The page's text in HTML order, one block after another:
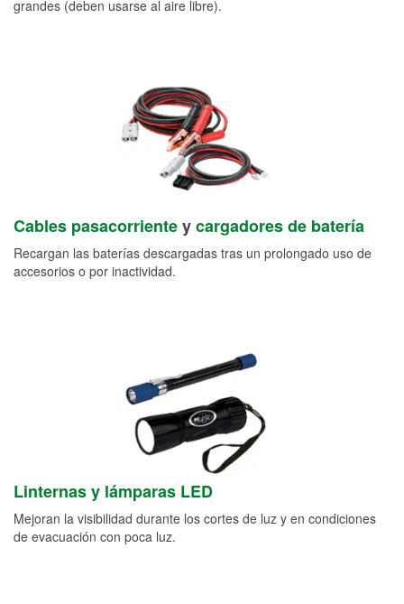
grandes (deben usarse al aire libre).
Cables pasacorrienteycargadores de batería
Recargan las baterías descargadas tras un prolongado uso de
accesorios o por inactividad.
Linternas y lámparas LED
Mejoran la visibilidad durante los cortes de luz y en condiciones
de evacuación con poca luz.